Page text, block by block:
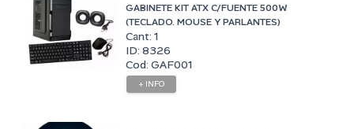
GABINETE KIT ATX C/FUENTE 500W
(TECLADO. MOUSE Y PARLANTES)
Cant: 1
ID: 8326
Cod: GAF001
+ INFO